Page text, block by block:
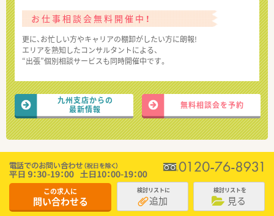
お仕事相談会無料開催中！
更に、お忙しい方やキャリアの棚卸がしたい方に朗報!
エリアを熟知したコンサルタントによる、
“出張”個別相談サービスも同時開催中です。
九州支店からの
最新情報
無料相談会を予約
この求人に
問い合わせる
検討リストに
追加
検討リストを
見る